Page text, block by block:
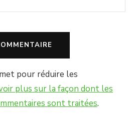
pour réduire les
plus sur la façon dont les
sont traitées.